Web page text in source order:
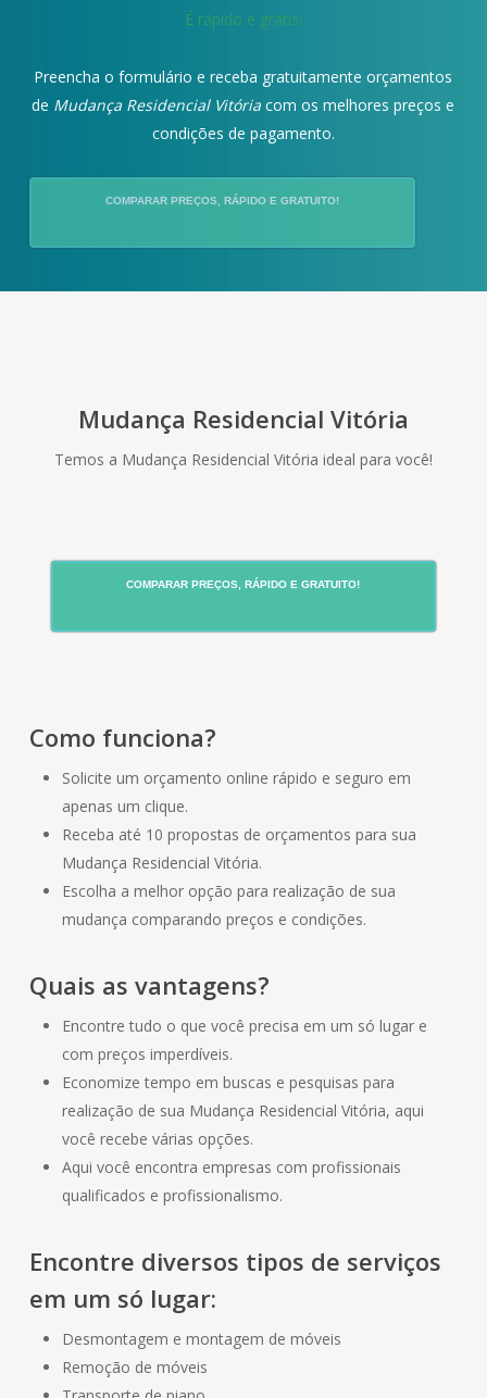
É rápido e grátis!
Preencha o formulário e receba gratuitamente orçamentos
de Mudança Residencial Vitória com os melhores preços e
condições de pagamento.
COMPARAR PREÇOS, RÁPIDO E GRATUITO!
Mudança Residencial Vitória
Temos a Mudança Residencial Vitória ideal para você!
COMPARAR PREÇOS, RÁPIDO E GRATUITO!
Como funciona?
Solicite um orçamento online rápido e seguro em
apenas um clique.
Receba até 10 propostas de orçamentos para sua
Mudança Residencial Vitória.
Escolha a melhor opção para realização de sua
mudança comparando preços e condições.
Quais as vantagens?
Encontre tudo o que você precisa em um só lugar e
com preços imperdíveis.
Economize tempo em buscas e pesquisas para
realização de sua Mudança Residencial Vitória, aqui
você recebe várias opções.
Aqui você encontra empresas com profissionais
qualificados e profissionalismo.
Encontre diversos tipos de serviços
em um só lugar:
Desmontagem e montagem de móveis
Remoção de móveis